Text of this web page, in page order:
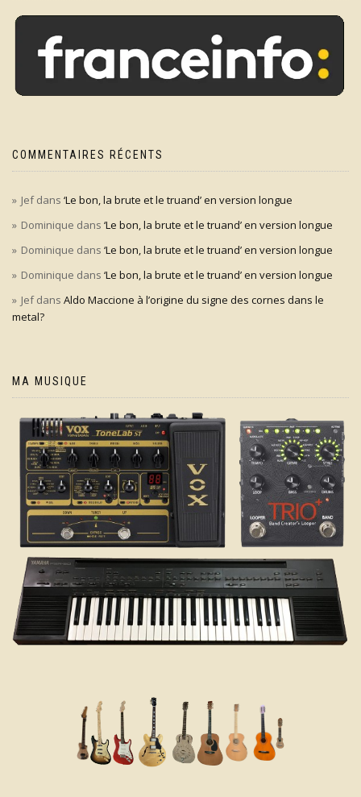
COMMENTAIRES RÉCENTS
Jefdans ‘Le bon, la brute et le truand’ en version longue
Dominique dans ‘Le bon, la brute et le truand’ en version longue
Dominique dans ‘Le bon, la brute et le truand’ en version longue
Dominique dans ‘Le bon, la brute et le truand’ en version longue
Jefdans Aldo Maccione à l’origine du signe des cornes dans le
metal?
MA MUSIQUE